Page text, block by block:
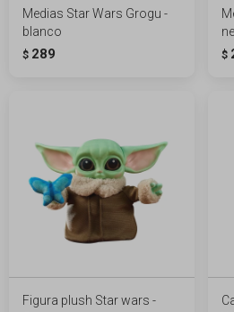
Medias Star Wars Grogu -
blanco
$ 289 $
Figura plush Star wars -